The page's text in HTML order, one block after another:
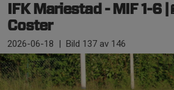
IFK Mariestad - MIF 1-6 |
Coster
2026-06-18 | Bild 137 av 146